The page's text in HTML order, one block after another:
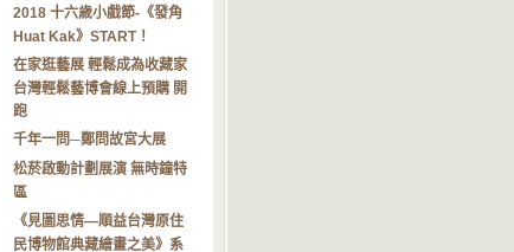
2018 十六歲小戲節-《發角
Huat Kak》START！
在家逛藝展 輕鬆成為收藏家
台灣輕鬆藝博會線上預購 開
跑
千年一問─鄭問故宮大展
松菸啟動計劃展演 無時鐘特
區
《見圖思情—順益台灣原住
民博物館典藏繪畫之美》系